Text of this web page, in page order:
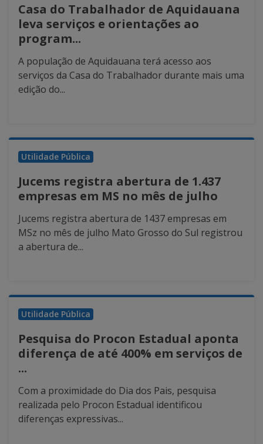
Casa do Trabalhador de Aquidauana
leva serviços e orientações ao
program...
A população de Aquidauana terá acesso aos
serviços da Casa do Trabalhador durante mais uma
edição do...
Utilidade Pública
Jucems registra abertura de 1.437
empresas em MS no mês de julho
Jucems registra abertura de 1437 empresas em
MSz no mês de julho Mato Grosso do Sul registrou
a abertura de...
Utilidade Pública
Pesquisa do Procon Estadual aponta
diferença de até 400% em serviços de
...
Com a proximidade do Dia dos Pais, pesquisa
realizada pelo Procon Estadual identificou
diferenças expressivas...